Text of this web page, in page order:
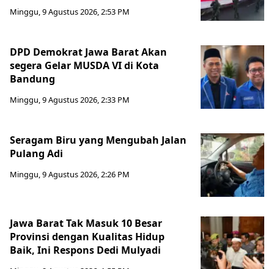
Minggu, 9 Agustus 2026, 2:53 PM
DPD Demokrat Jawa Barat Akan
segera Gelar MUSDA VI di Kota
Bandung
Minggu, 9 Agustus 2026, 2:33 PM
Seragam Biru yang Mengubah Jalan
Pulang Adi
Minggu, 9 Agustus 2026, 2:26 PM
Jawa Barat Tak Masuk 10 Besar
Provinsi dengan Kualitas Hidup
Baik, Ini Respons Dedi Mulyadi